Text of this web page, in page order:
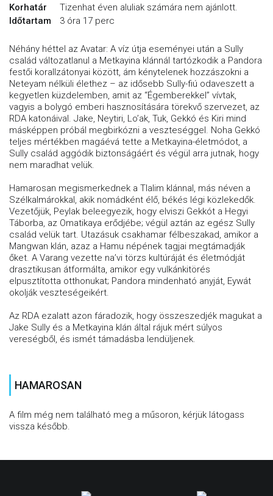
Korhatár
Tizenhat éven aluliak számára nem ajánlott.
Időtartam
3 óra 17 perc
Néhány héttel az Avatar: A víz útja eseményei után a Sully
család változatlanul a Metkayina klánnál tartózkodik a Pandora
festői korallzátonyai között, ám kénytelenek hozzászokni a
Neteyam nélküli élethez – az idősebb Sully-fiú odaveszett a
kegyetlen küzdelemben, amit az “Égemberekkel” vívtak,
vagyis a bolygó emberi hasznosítására törekvő szervezet, az
RDA katonáival. Jake, Neytiri, Lo’ak, Tuk, Gekkó és Kiri mind
másképpen próbál megbirkózni a veszteséggel. Noha Gekkó
teljes mértékben magáévá tette a Metkayina-életmódot, a
Sully család aggódik biztonságáért és végül arra jutnak, hogy
nem maradhat velük.
Hamarosan megismerkednek a Tlalim klánnal, más néven a
Szélkalmárokkal, akik nomádként élő, békés légi közlekedők.
Vezetőjük, Peylak beleegyezik, hogy elviszi Gekkót a Hegyi
Táborba, az Omatikaya erődjébe; végül aztán az egész Sully
család velük tart. Utazásuk csakhamar félbeszakad, amikor a
Mangwan klán, azaz a Hamu népének tagjai megtámadják
őket. A Varang vezette na’vi törzs kultúráját és életmódját
drasztikusan átformálta, amikor egy vulkánkitörés
elpusztította otthonukat; Pandora mindenható anyját, Eywát
okolják veszteségeikért.
Az RDA ezalatt azon fáradozik, hogy összeszedjék magukat a
Jake Sully és a Metkayina klán által rájuk mért súlyos
vereségből, és ismét támadásba lendüljenek.
HAMAROSAN
A film még nem található meg a műsoron, kérjük látogass
vissza később.